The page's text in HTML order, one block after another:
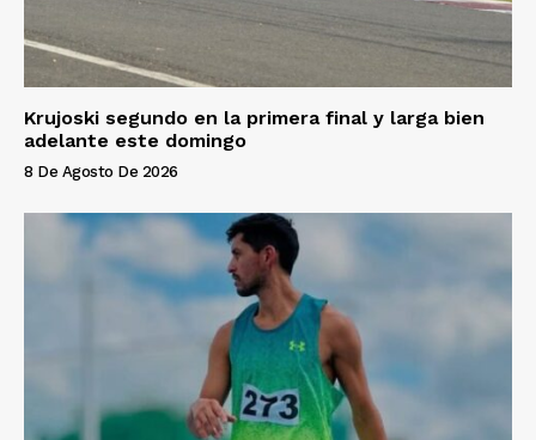
Krujoski segundo en la primera final y larga bien
adelante este domingo
8 De Agosto De 2026